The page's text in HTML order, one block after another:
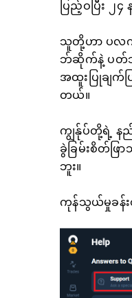
ပြည့်ဝပြီး ၂
သူတို့ဟာ ပလက်
ဘ်ဆိုက်နဲ့ ပတ်သ
အထူးပြုချက်
တယ်။
ကျွန်ုပ်တို့ရဲ့ နည်
ခွဲခြမ်းစိတ်
ဘူး။
ကုန်သွယ်မှုခန်း